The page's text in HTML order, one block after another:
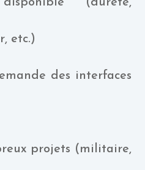
(dureté,
etc.)
des interfaces
projets (militaire,